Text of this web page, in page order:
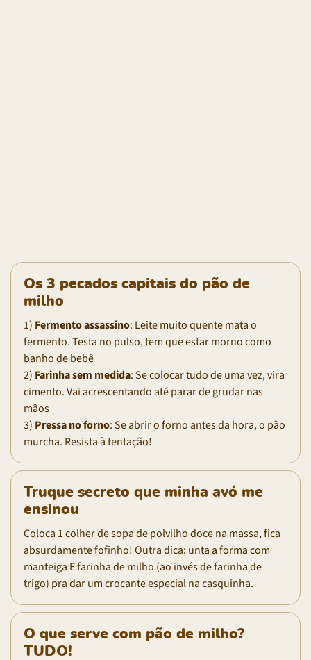
Os 3 pecados capitais do pão de
milho
1) Fermento assassino: Leite muito quente mata o
fermento. Testa no pulso, tem que estar morno como
banho de bebê
2) Farinha sem medida: Se colocar tudo de uma vez, vira
cimento. Vai acrescentando até parar de grudar nas
mãos
3) Pressa no forno: Se abrir o forno antes da hora, o pão
murcha. Resista à tentação!
Truque secreto que minha avó me
ensinou
Coloca 1 colher de sopa de polvilho doce na massa, fica
absurdamente fofinho! Outra dica: unta a forma com
manteiga E farinha de milho (ao invés de farinha de
trigo) pra dar um crocante especial na casquinha.
O que serve com pão de milho?
TUDO!